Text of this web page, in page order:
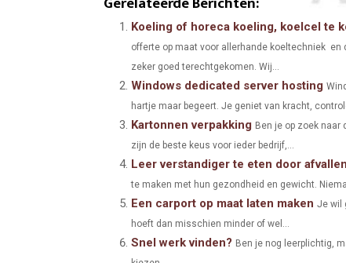
R
O
R
O
Koeling of horeca koeling, koelcel te
offerte op maat voor allerhande koeltechniek
zeker goed terechtgekomen. Wij...
Windows dedicated server hosting
hartje maar begeert. Je geniet van kracht,
Kartonnen verpakking Ben je op zoek naar
zijn de beste keus voor ieder bedrijf,...
Leer verstandiger te eten door
te maken met hun gezondheid en gewicht.
Een carport op maat laten maken Je wil
hoeft dan misschien minder of wel...
Snel werk vinden? Ben je nog leerplichtig,